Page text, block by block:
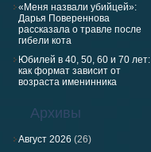
«Меня назвали убийцей»:
Дарья Повереннова
рассказала о травле после
гибели кота
Юбилей в 40, 50, 60 и 70 лет:
как формат зависит от
возраста именинника
Архивы
Август 2026 (26)